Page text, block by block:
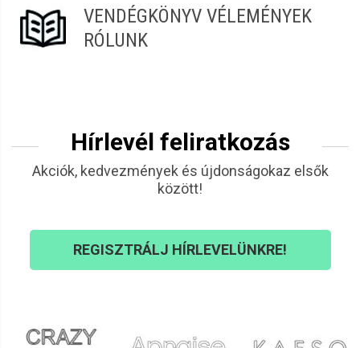
VENDÉGKÖNYV VÉLEMÉNYEK
RÓLUNK
Hírlevél feliratkozás
Akciók, kedvezmények és újdonságokaz elsők
között!
REGISZTRÁLJ HÍRLEVELÜNKRE!